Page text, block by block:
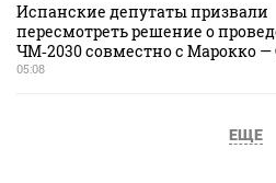
Испанские депутаты призвали
пересмотреть решение о
ЧМ‑2030 совместно с Марокко
05:08
ЕЩЕ